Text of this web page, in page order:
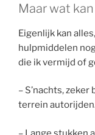
Maar wat
Eigenlijk kan
hulpmiddelen
die ik vermijd of
– S’nachts,
terrein